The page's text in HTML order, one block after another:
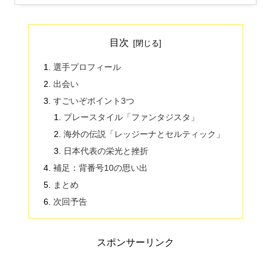
目次
選手プロフィール
出会い
すごいぞポイント3つ
プレースタイル「ファンタジスタ」
海外の伝説「レッジーナとセルティック」
日本代表の栄光と挫折
補足：背番号10の思い出
まとめ
次回予告
スポンサーリンク